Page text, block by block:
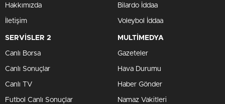
Hakkımızda
İletişim
Bilardo İddaa
Voleybol İddaa
SERVİSLER 2
Canlı Borsa
Canlı Sonuçlar
Canlı TV
Futbol Canlı Sonuçlar
MULTİMEDYA
Gazeteler
Hava Durumu
Haber Gönder
Namaz Vakitleri